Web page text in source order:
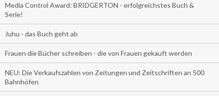
Media Control Award: BRIDGERTON - erfolgreichstes Buch &
Serie!
Juhu - das Buch geht ab
Frauen die Bücher schreiben - die von Frauen gekauft werden
NEU: Die Verkaufszahlen von Zeitungen und Zeitschriften an 500
Bahnhöfen